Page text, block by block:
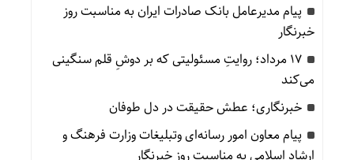
پیام مدیرعامل بانک صادرات ایران به مناسبت روز
خبرنگار
۱۷ مرداد؛ روایتِ مسئولیتی که بر دوشِ قلم سنگینی
می‌کند
خبرنگاری؛ عطش حقیقت در دل طوفان
پیام معاون امور رسانه‌ای وتبلیغات وزارت فرهنگ و